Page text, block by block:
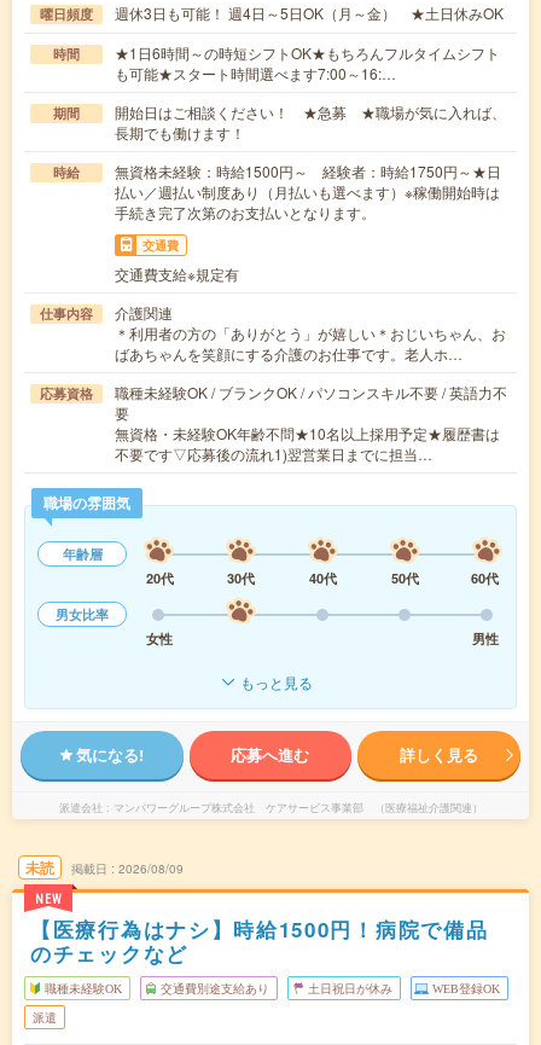
曜日頻度 週休3日も可能！ 週4日～5日OK（月～金） ★土日休みOK
時間
★1日6時間～の時短シフトOK★もちろんフルタイムシフト
も可能★スタート時間選べます7:00～16:…
期間
開始日はご相談ください！ ★急募 ★職場が気に入れば、
長期でも働けます！
時給
無資格未経験：時給1500円～ 経験者：時給1750円～★日
払い／週払い制度あり（月払いも選べます）※稼働開始時は
手続き完了次第のお支払いとなります。
交通費
交通費支給※規定有
仕事内容
介護関連
＊利用者の方の「ありがとう」が嬉しい＊おじいちゃん、お
ばあちゃんを笑顔にする介護のお仕事です。老人ホ…
応募資格
職種未経験OK / ブランクOK / パソコンスキル不要 / 英語力不
要
無資格・未経験OK年齢不問★10名以上採用予定★履歴書は
不要です▽応募後の流れ1)翌営業日までに担当…
職場の雰囲気
年齢層
20代
30代 40代 50代
60代
男女比率
女性
男性
もっと見る
気になる! 応募へ進む 詳しく見る
派遣会社 マンパワーグループ株式会社 ケアサービス事業部 （医療福祉介護関連）
未読
NEW
掲載日 2026/08/09
【医療行為はナシ】時給1500円！病院で備品
のチェックなど
職種未経験OK 交通費別途支給あり 土日祝日が休み WEB登録OK
派遣